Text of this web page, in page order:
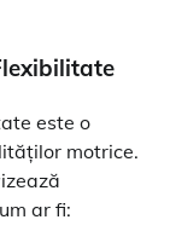
este o
motrice.
ar fi: